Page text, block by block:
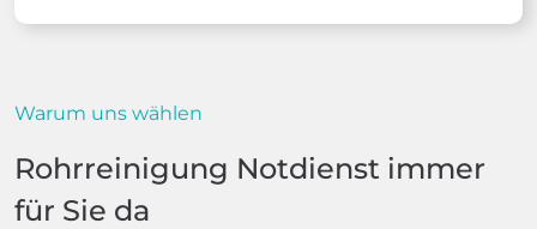
Warum uns wählen
Rohrreinigung Notdienst immer
für Sie da